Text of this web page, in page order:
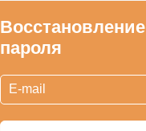
Восстановление
пароля